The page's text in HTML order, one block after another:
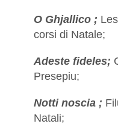
O Ghjallico ;
corsi di Natale;
Adeste fideles;
Presepiu;
Notti noscia ;
Natali;